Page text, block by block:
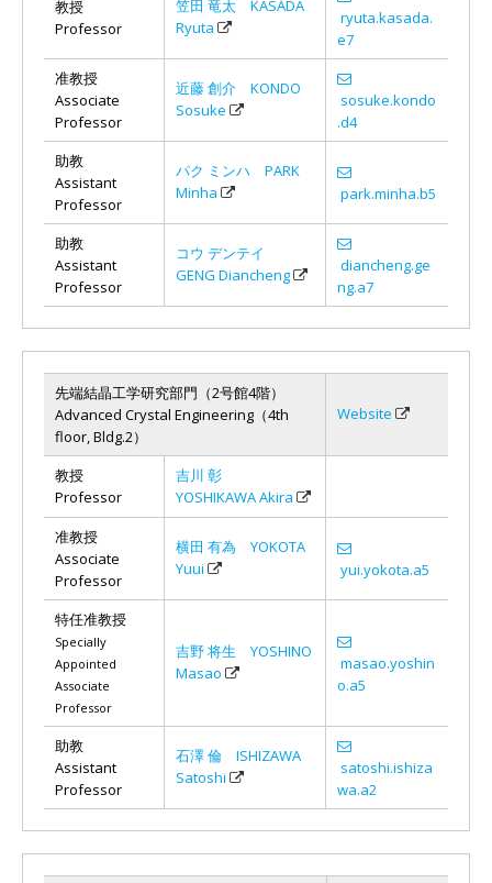
教授
Professor
笠田 竜太 KASADA
Ryuta
ryuta.kasada.
e7
准教授
Associate
Professor
近藤 創介 KONDO
Sosuke
sosuke.kondo
.d4
助教
Assistant
Professor
パク ミンハ PARK
Minha
park.minha.b5
助教
Assistant
Professor
コウ デンテイ
GENG Diancheng
diancheng.ge
ng.a7
先端結晶工学研究部門（2号館4階）
Advanced Crystal Engineering（4th
floor, Bldg.2）
Website
教授
Professor
吉川 彰
YOSHIKAWA Akira
准教授
Associate
Professor
横田 有為 YOKOTA
Yuui
yui.yokota.a5
特任准教授
Specially
Appointed
Associate
Professor
吉野 将生 YOSHINO
Masao
masao.yoshin
o.a5
助教
Assistant
Professor
石澤 倫 ISHIZAWA
Satoshi
satoshi.ishiza
wa.a2